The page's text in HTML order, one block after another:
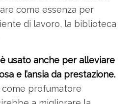
come essenza per
di lavoro, la biblioteca
usato anche per alleviare
e l’ansia da prestazione.
profumatore